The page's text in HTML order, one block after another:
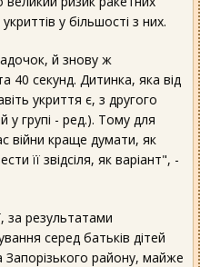
у більшості з них.
й знову ж
40 секунд. Дитинка, яка від
укриття є, з другого
у групі - ред.). Тому для
війни краще думати, як
її звідсіля, як варіант", -
за результатами
серед батьків дітей
Запорізького району, майже